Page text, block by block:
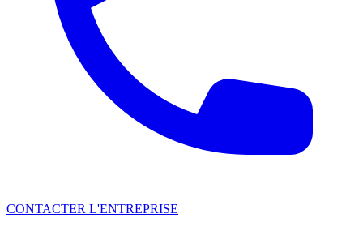
CONTACTER L'ENTREPRISE